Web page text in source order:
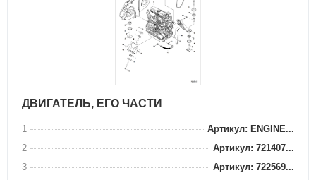
ДВИГАТЕЛЬ, ЕГО ЧАСТИ
1
Артикул: ENGINE...
2
Артикул: 721407...
3
Артикул: 722569...